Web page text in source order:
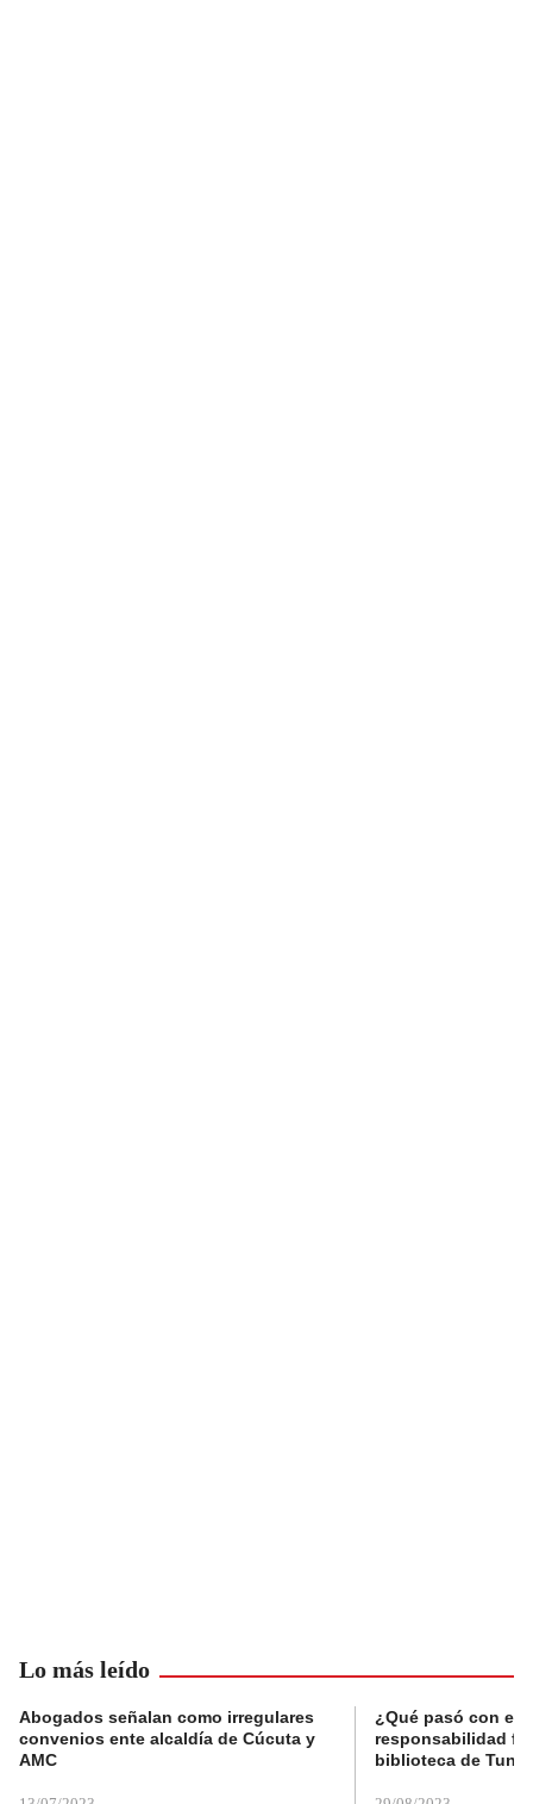
Lo más leído
Abogados señalan como irregulares
convenios ente alcaldía de Cúcuta y
AMC
¿Qué pasó con el
responsabilidad
biblioteca de